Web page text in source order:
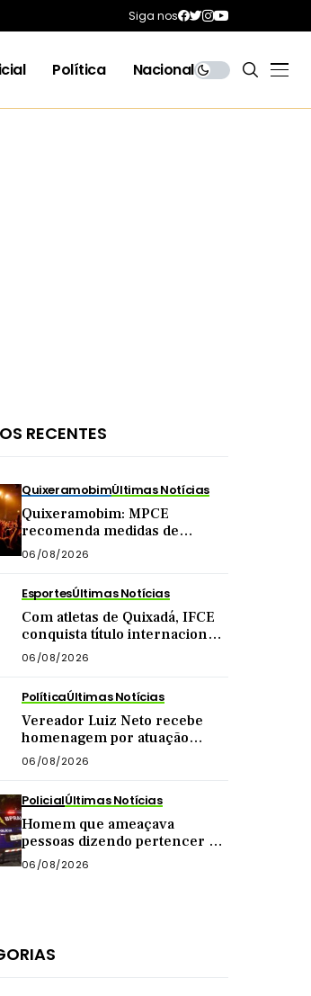
Siga nos
Política Nacional
RECENTES
QuixeramobimÚltimas Notícias
Quixeramobim: MPCE
recomenda medidas de
segurança para eventos com
público acima de mil pessoas
06/08/2026
EsportesÚltimas Notícias
Com atletas de Quixadá, IFCE
conquista título internacional
de futsal na China
06/08/2026
PolíticaÚltimas Notícias
Vereador Luiz Neto recebe
homenagem por atuação
como presidente da Câmara
de Quixadá
06/08/2026
PolicialÚltimas Notícias
Homem que ameaçava
pessoas dizendo pertencer a
grupo criminoso é preso pelo
BPRaio em Quixeramobim
06/08/2026